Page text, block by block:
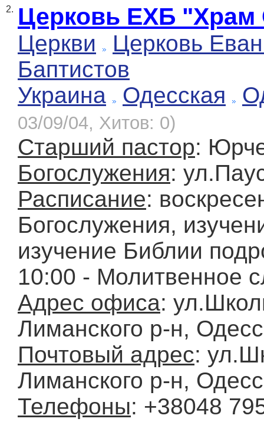
2. Церковь ЕХБ "Храм
Церкви
Церковь
Баптистов
Украина
Одесская
03/09/04, Хитов: 0)
Старший пастор:
Богослужения:
Расписание:
Богослужения,
изучение Библии
10:00 - Молитвенное
Адрес офиса:
Лиманского р-н,
Почтовый адрес:
Лиманского р-н,
Телефоны: +38048